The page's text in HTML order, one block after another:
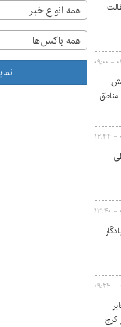
کرج
همه انواع خبر
همه باکس‌ها